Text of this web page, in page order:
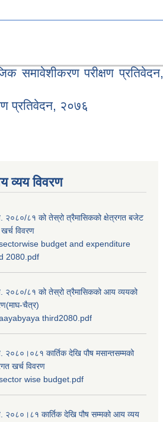
समावेशीकरण परीक्षण प्रतिवेदन,
प्रतिवेदन, २०७६
व्यय विवरण
२०८०/८१ को तेस्रो त्रैमासिकको क्षेत्रगत बजेट
विवरण
budget and expenditure
2080.pdf
२०८०/८१ को तेस्रो त्रैमासिकको आय व्ययको
चैत्र)
third2080.pdf
कार्तिक देखि पौष मसान्तसम्मको
खर्च विवरण
wise budget.pdf
२०८०।८१ कार्तिक देखि पौष सम्मको आय व्यय